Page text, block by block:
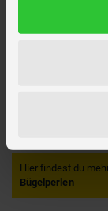
Nicht
Hier findest du
Bügelperlen